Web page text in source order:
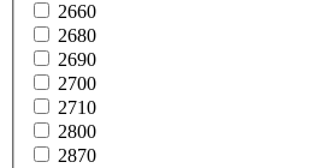
2660
2680
2690
2700
2710
2800
2870